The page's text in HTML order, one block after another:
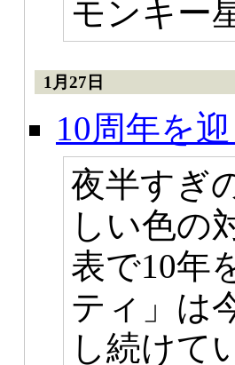
モンキー
1月27日
10周年を
夜半すぎ
しい色の
表で10年
ティ」は
し続けて